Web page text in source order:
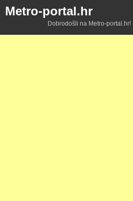
Metro-portal.hr
Dobrodošli na Metro-portal.hr!